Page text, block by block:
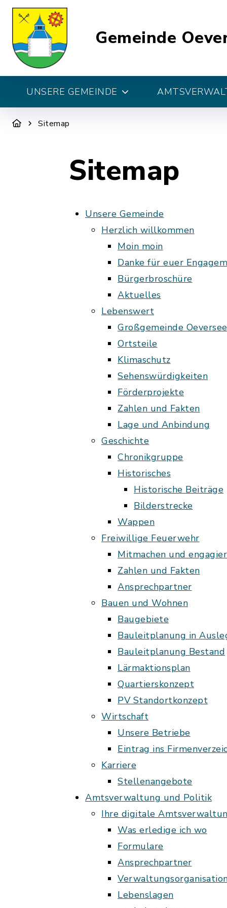
Gemeinde
UNSERE GEMEINDE
Sitemap
Sitemap
Unsere Gemeinde
Herzlich willkommen
Moin moin
Danke für euer
Bürgerbroschüre
Aktuelles
Lebenswert
Großgemeinde Oeversee
Ortsteile
Klimaschutz
Sehenswürdigkeiten
Förderprojekte
Zahlen und Fakten
Lage und Anbindung
Geschichte
Chronikgruppe
Historisches
Historische Beiträge
Bilderstrecke
Wappen
Freiwillige Feuerwehr
Mitmachen und
Zahlen und Fakten
Ansprechpartner
Bauen und Wohnen
Baugebiete
Bauleitplanung in
Bauleitplanung Bestand
Lärmaktionsplan
Quartierskonzept
PV Standortkonzept
Wirtschaft
Unsere Betriebe
Eintrag ins
Karriere
Stellenangebote
Amtsverwaltung und Politik
Ihre digitale
Was erledige ich wo
Formulare
Ansprechpartner
Lebenslagen